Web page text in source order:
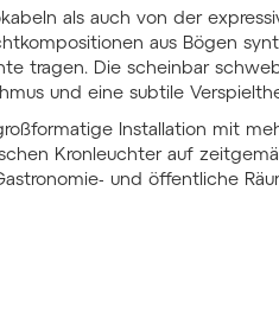
als auch von der
aus Bögen
tragen. Die scheinbar
und eine subtile
Installation mit
Kronleuchter auf
und öffentliche